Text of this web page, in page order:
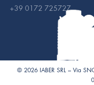
+39 0172 725727
© 2026 IABER SRL – Via